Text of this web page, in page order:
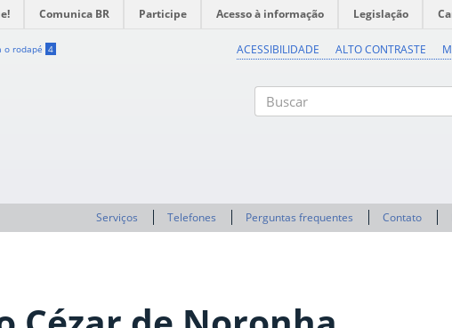
Comunica BR Participe Acesso à informação Legislação
o rodapé 4 ACESSIBILIDADE ALTO CONTRASTE
Serviços Telefones Perguntas frequentes Contato